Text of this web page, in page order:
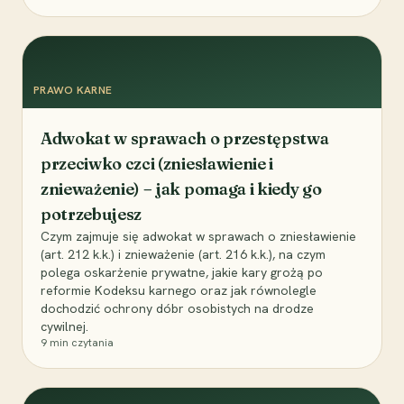
PRAWO KARNE
Adwokat w sprawach o przestępstwa
przeciwko czci (zniesławienie i
znieważenie) – jak pomaga i kiedy go
potrzebujesz
Czym zajmuje się adwokat w sprawach o zniesławienie
(art. 212 k.k.) i znieważenie (art. 216 k.k.), na czym
polega oskarżenie prywatne, jakie kary grożą po
reformie Kodeksu karnego oraz jak równolegle
dochodzić ochrony dóbr osobistych na drodze
cywilnej.
9 min czytania